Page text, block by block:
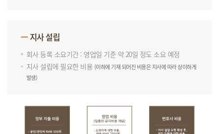
지사 설립
회사 등록 소요기간 : 영업일 기준 약 20일 정도 소요 예정
지사 설립에 필요한 비용 (이하에 기재 되어진 비용은 지사에 따라 상이하게
발생)